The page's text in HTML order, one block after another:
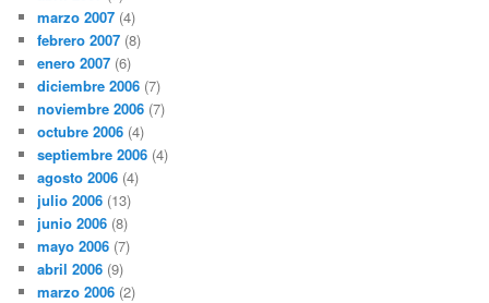
marzo 2007 (4)
febrero 2007 (8)
enero 2007 (6)
diciembre 2006 (7)
noviembre 2006 (7)
octubre 2006 (4)
septiembre 2006 (4)
agosto 2006 (4)
julio 2006 (13)
junio 2006 (8)
mayo 2006 (7)
abril 2006 (9)
marzo 2006 (2)